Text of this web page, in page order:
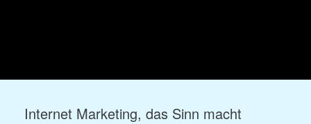
Internet Marketing, das Sinn macht